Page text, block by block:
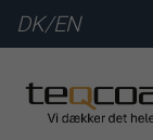
DK/EN